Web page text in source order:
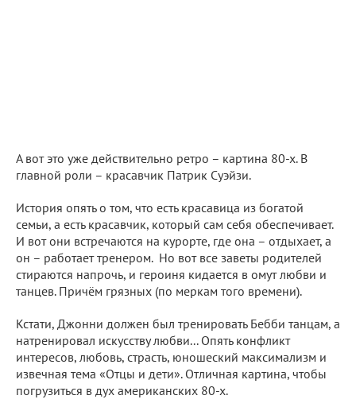
А вот это уже действительно ретро – картина 80-х. В
главной роли – красавчик Патрик Суэйзи.
История опять о том, что есть красавица из богатой
семьи, а есть красавчик, который сам себя обеспечивает.
И вот они встречаются на курорте, где она – отдыхает, а
он – работает тренером. Но вот все заветы родителей
стираются напрочь, и героиня кидается в омут любви и
танцев. Причём грязных (по меркам того времени).
Кстати, Джонни должен был тренировать Бебби танцам, а
натренировал искусству любви... Опять конфликт
интересов, любовь, страсть, юношеский максимализм и
извечная тема «Отцы и дети». Отличная картина, чтобы
погрузиться в дух американских 80-х.